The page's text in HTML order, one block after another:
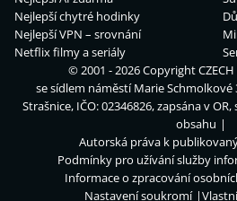
Nejlepší chytré hodinky
Nejlepší VPN – srovnání
Netflix filmy a seriály
© 2001 - 2026 Copyright
se sídlem náměstí Marie Schmolkové
Strašnice, IČO: 02346826, zapsána v
obsahu
Autorská práva k
Podmínky pro užívání služby
Informace o zpracování
Nastavení soukromí